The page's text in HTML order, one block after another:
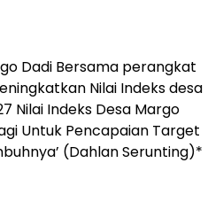
Dadi Bersama perangkat
Nilai Indeks desa
Nilai Indeks Desa Margo
Untuk Pencapaian Target
(Dahlan Serunting)*